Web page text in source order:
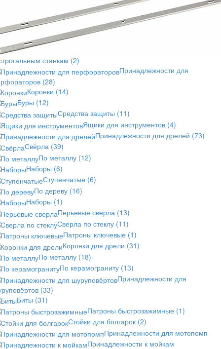
станкам (2)
Принадлежности для
(28)
Коронки (14)
Буры (12)
Средства защиты (11)
Ящики для инструментов (4)
Принадлежности для дрелей (73)
Свёрла (39)
По металлу (12)
Наборы (6)
Ступенчатые (6)
По дереву (16)
Наборы (1)
Перьевые сверла (13)
Сверла по стеклу (11)
Патроны ключевые (1)
Коронки для дрели (31)
По металлу (18)
По керамограниту (13)
Принадлежности для
(33)
Биты (31)
Патроны быстрозажимные (1)
Стойки для болгарок (2)
Принадлежности для мотопомп
Принадлежности к мойкам